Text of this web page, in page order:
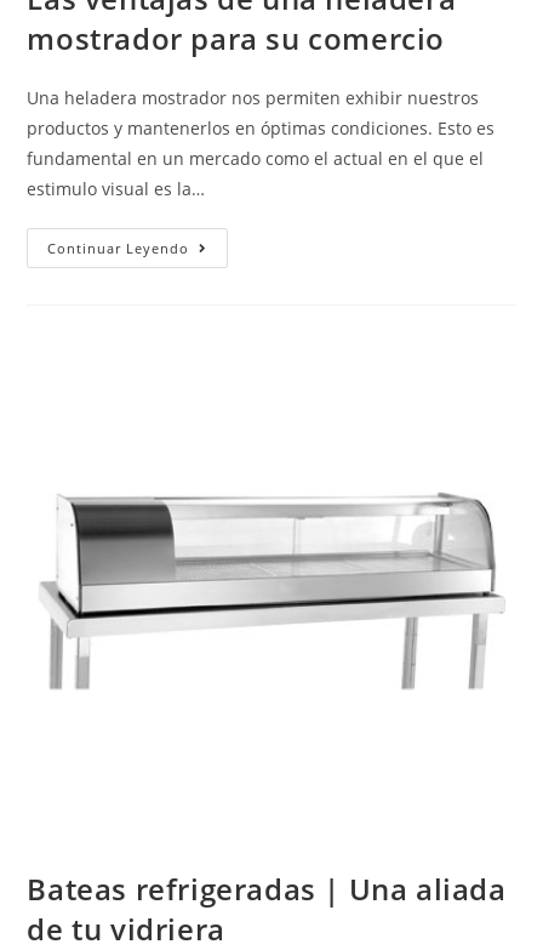
mostrador para su comercio
Una heladera mostrador nos permiten exhibir nuestros
productos y mantenerlos en óptimas condiciones. Esto es
fundamental en un mercado como el actual en el que el
estimulo visual es la…
Continuar Leyendo
Bateas refrigeradas | Una aliada
de tu vidriera